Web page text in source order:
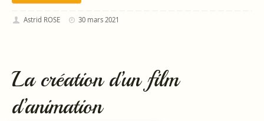
Astrid ROSE 30 mars 2021
La création d’un film
d’animation